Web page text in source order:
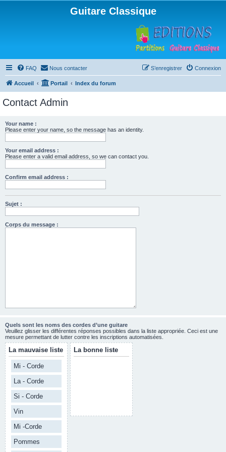
Guitare Classique
FAQ Nous contacter Connexion
S’enregistrer
Accueil Portail Index du forum
Contact Admin
Your name :
Please enter your name, so the message has an identity.
Your email address :
Please enter a valid email address, so we can contact you.
Confirm email address :
Sujet :
Corps du message :
Quels sont les noms des cordes d’une guitare
Veuillez glisser les différentes réponses possibles dans la liste appropriée. Ceci est une
mesure permettant de lutter contre les inscriptions automatisées.
La mauvaise liste
Mi - Corde
La - Corde
Si - Corde
Vin
Mi -Corde
Pommes
La bonne liste